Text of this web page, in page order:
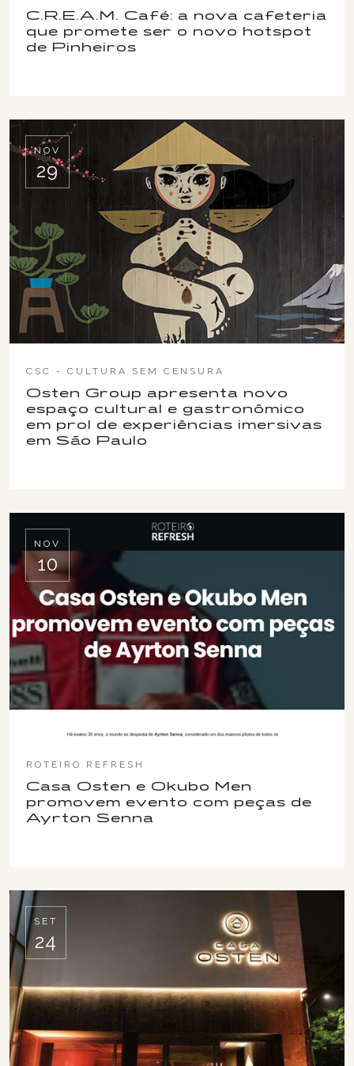
C.R.E.A.M. Café: a nova cafeteria
que promete ser o novo hotspot
de Pinheiros
NOV
29
CSC - CULTURA SEM CENSURA
Osten Group apresenta novo
espaço cultural e gastronômico
em prol de experiências imersivas
em São Paulo
NOV
10
ROTEIRO REFRESH
Casa Osten e Okubo Men
promovem evento com peças de
Ayrton Senna
SET
24